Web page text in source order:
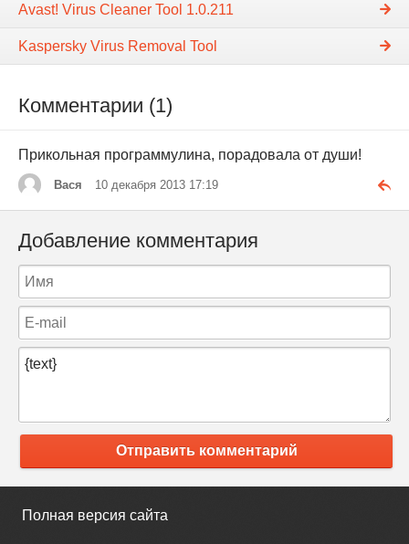
Avast! Virus Cleaner Tool 1.0.211
Kaspersky Virus Removal Tool
Комментарии (1)
Прикольная программулина, порадовала от души!
Вася 10 декабря 2013 17:19
Добавление комментария
Отправить комментарий
Полная версия сайта